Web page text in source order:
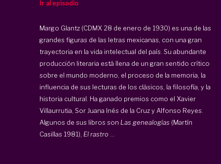
Ir al episodio
Margo Glantz (CDMX 28 de enero de 1930) es una de las
grandes figuras de las letras mexicanas, con una gran
trayectoria en la vida intelectual del país. Su abundante
producción literaria está llena de un gran sentido crítico
sobre el mundo moderno, el proceso de la memoria, la
influencia de sus lecturas de los clásicos, la filosofía, y la
historia cultural. Ha ganado premios como el Xavier
Villaurrutia, Sor Juana Inés de la Cruz y Alfonso Reyes.
Algunos de sus libros son Las genealogías (Martín
Casillas 1981), El rastro